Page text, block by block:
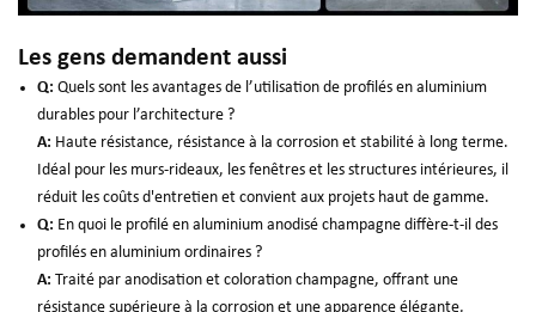
Les gens demandent aussi
Q: Quels sont les avantages de l’utilisation de profilés en aluminium
durables pour l’architecture ?
A: Haute résistance, résistance à la corrosion et stabilité à long terme.
Idéal pour les murs-rideaux, les fenêtres et les structures intérieures, il
réduit les coûts d'entretien et convient aux projets haut de gamme.
Q: En quoi le profilé en aluminium anodisé champagne diffère-t-il des
profilés en aluminium ordinaires ?
A: Traité par anodisation et coloration champagne, offrant une
résistance supérieure à la corrosion et une apparence élégante,